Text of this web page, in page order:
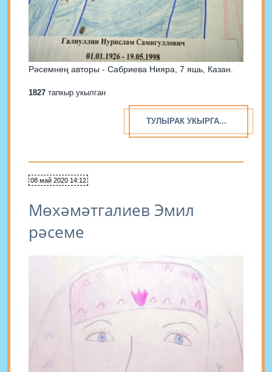
Рәсемнең авторы - Сабриева Нияра, 7 яшь, Казан.
1827 тапкыр укылган
ТУЛЫРАК УКЫРГА...
08 май 2020 14:12
Мөхәмәтгалиев Эмил
рәсеме